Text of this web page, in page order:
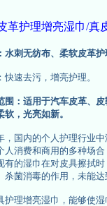
革护理增亮湿巾/真
水刺无纺布、柔软皮革
快速去污，增亮护理。
围：适用于汽车皮革、
软，光亮如新。
，国内的个人护理行业
人消费和商用的多种场
有的湿巾在对皮具擦拭
杀菌消毒的作用，未能
护理增亮湿巾，能够使